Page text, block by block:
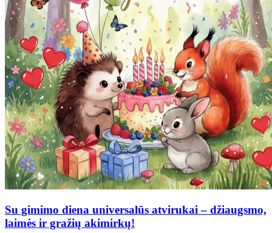
Su gimimo diena universalūs atvirukai – džiaugsmo,
laimės ir gražių akimirkų!